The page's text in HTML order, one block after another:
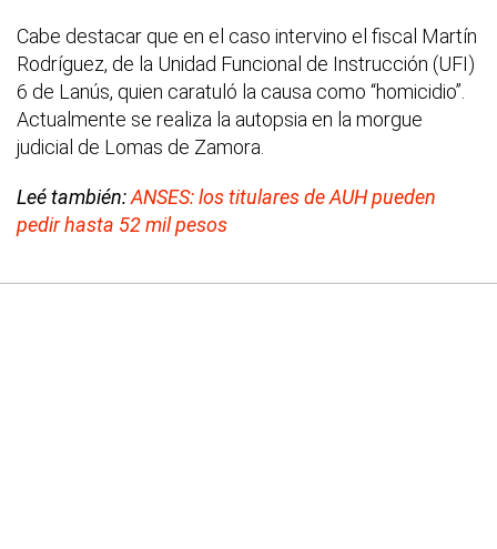
Cabe destacar que en el caso intervino el fiscal Martín
Rodríguez, de la Unidad Funcional de Instrucción (UFI)
6 de Lanús, quien caratuló la causa como “homicidio”.
Actualmente se realiza la autopsia en la morgue
judicial de Lomas de Zamora.
Leé también:ANSES: los titulares de AUH pueden
pedir hasta 52 mil pesos